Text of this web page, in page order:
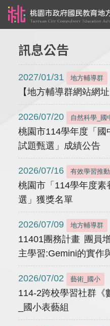
訊息公告
2027/01/31 地方輔導群
【地方輔導群網站網址
2026/07/20 自然科學_國
桃園市114學年度「國
試題甄選」成績公告
2026/07/16 有效學習推動
桃園市「114學年度
選」獲獎名單
2026/07/09 地方輔導群
11401團務計畫 團員
主學習:Gemini的實作
2026/07/02 藝術_國小
114-2跨校學習社群《
_國小表藝組